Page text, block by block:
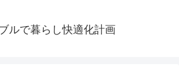
ルで暮らし快適化計画